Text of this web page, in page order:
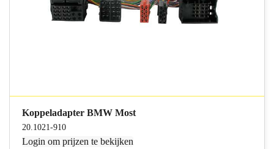
Koppeladapter BMW Most
20.1021-910
Login om prijzen te bekijken